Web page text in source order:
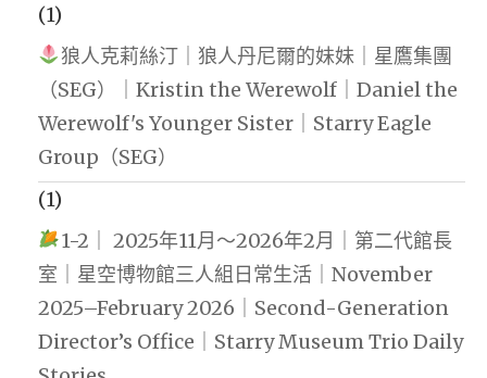
(1)
狼人克莉絲汀｜狼人丹尼爾的妹妹｜星鷹集團
（SEG）｜Kristin the Werewolf｜Daniel the
Werewolf's Younger Sister｜Starry Eagle
Group（SEG）
(1)
1-2｜ 2025年11月～2026年2月｜第二代館長
室｜星空博物館三人組日常生活｜November
2025–February 2026｜Second-Generation
Director’s Office｜Starry Museum Trio Daily